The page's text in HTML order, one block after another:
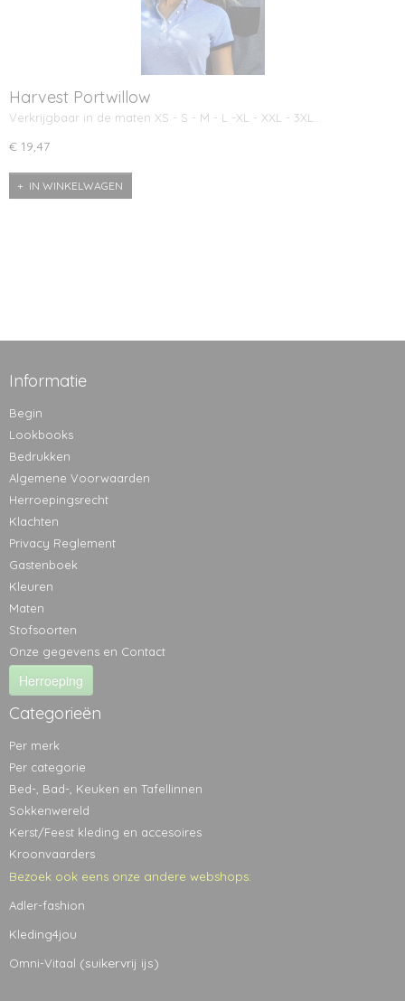
Harvest Portwillow
Verkrijgbaar in de maten XS - S - M - L -XL - XXL - 3XL…
€ 19,47
IN WINKELWAGEN
Informatie
Begin
Lookbooks
Bedrukken
Algemene Voorwaarden
Herroepingsrecht
Klachten
Privacy Reglement
Gastenboek
Kleuren
Maten
Stofsoorten
Onze gegevens en Contact
Herroeping
Categorieën
Per merk
Per categorie
Bed-, Bad-, Keuken en Tafellinnen
Sokkenwereld
Kerst/Feest kleding en accesoires
Kroonvaarders
Bezoek ook eens onze andere webshops:
Adler-fashion
Kleding4jou
Omni-Vitaal (suikervrij ijs)